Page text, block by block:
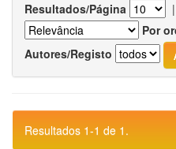
Resultados/Página |
Por
Autores/Registo
Resultados 1-1 de 1.